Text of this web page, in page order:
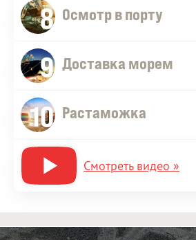
8 Осмотр в порту
9 Доставка морем
10 Растаможка
Смотреть видео »